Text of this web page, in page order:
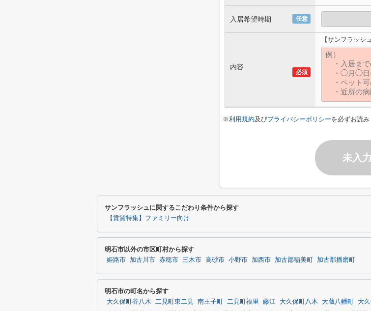
任意
入居希望時期
必須
内容
【サンフラッシ
※利用規約及びプライバシーポリシーを必ずお読
未入
サンフラッシュに関するこだわり条件から探す
【賃貸特集】ファミリー向け
明石市以外の市区町村から探す
姫路市 加古川市 赤穂市 三木市 高砂市 小野市 加西市 加古郡稲美町 加古郡播磨町
明石市の町名から探す
大久保町谷八木 二見町東二見 南王子町 二見町福里 藤江 大久保町八木 大蔵八幡町 大